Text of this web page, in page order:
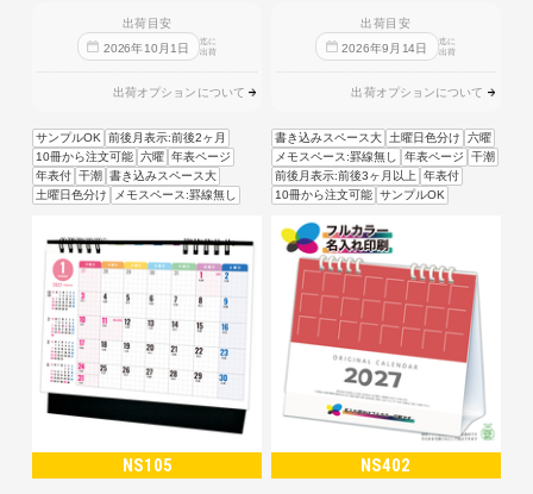
出荷目安
2026年10 月 1 日
迄に
出荷
出荷オプションについて
サンプルOK
前後月表示:前後2ヶ月
10冊から注文可能 六曜 年表ページ
年表付 干潮 書き込みスペース大
土曜日色分け
メモスペース:罫線無し
出荷目安
2026年9 月 14日
迄に
出荷
出荷オプションについて
書き込みスペース大 土曜日色分け
六曜
メモスペース:罫線無し
年表ページ
干潮
前後月表示:前後3ヶ月以上
年表付
10冊から注文可能 サンプルOK
NS105 NS402